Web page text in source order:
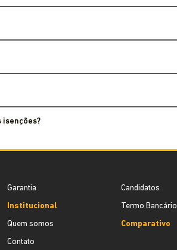
isenções?
Garantia
Institucional
Quem somos
Contato
Candidatos
Termo Bancário
Comparativo